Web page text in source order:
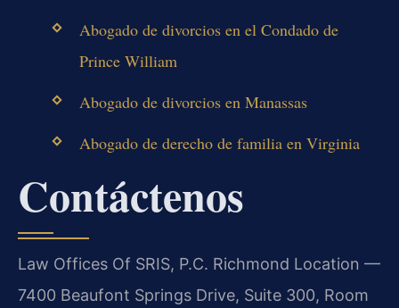
Abogado de divorcios en el Condado de
Prince William
Abogado de divorcios en Manassas
Abogado de derecho de familia en Virginia
Contáctenos
Law Offices Of SRIS, P.C. Richmond Location —
7400 Beaufont Springs Drive, Suite 300, Room